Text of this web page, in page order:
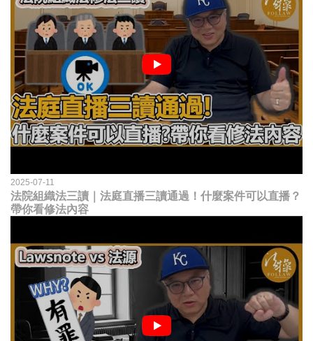
2025-07-11
法院組織法三讀｜法庭直播三讀通過！什麼案件可以直播？
帶你看修法內容